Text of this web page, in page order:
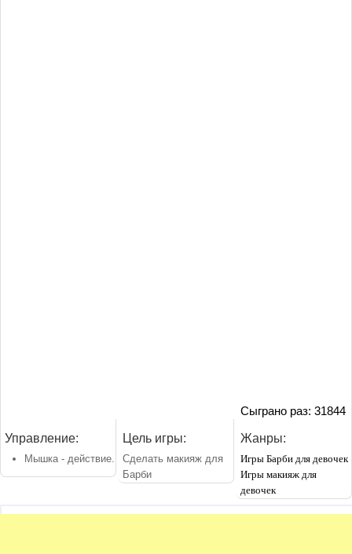
Сыграно раз: 31844
Управление:
Мышка - действие.
Цель игры:
Сделать макияж для
Барби
Жанры:
Игры Барби для девочек
Игры макияж для
девочек